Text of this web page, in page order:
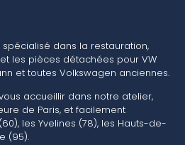
dans la restauration,
les pièces détachées pour VW
et toutes Volkswagen anciennes.
accueillir dans notre atelier,
de Paris, et facilement
les Yvelines (78), les Hauts-de-
(95).